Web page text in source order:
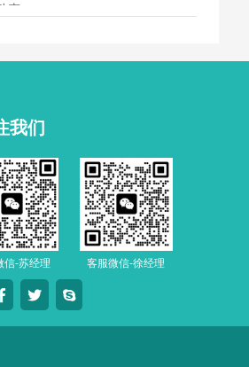
。
我们
信-苏经理 客服微信-徐经理